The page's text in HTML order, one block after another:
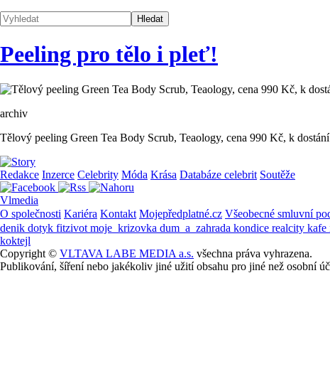
Peeling pro tělo i pleť!
archiv
Tělový peeling Green Tea Body Scrub, Teaology, cena 990 Kč, k
Redakce Inzerce Celebrity Móda Krása Databáze celebrit Soutěže
Vlmedia
O společnosti Kariéra Kontakt Mojepředplatné.cz Všeobecné smluvní
denik dotyk fitzivot moje_krizovka dum_a_zahrada kondice realcity kafe
koktejl
Copyright © VLTAVA LABE MEDIA a.s. všechna práva vyhrazena.
Publikování, šíření nebo jakékoliv jiné užití obsahu pro jiné než osobní